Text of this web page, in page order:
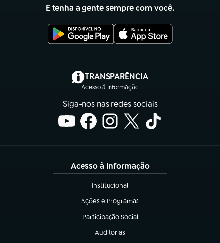
E tenha a gente sempre com você.
TRANSPARÊNCIA
Acesso à Informação
(abre em nova aba)
Siga-nos nas redes sociais
Acesso à Informação
Institucional
(abre em nova aba)
Ações e Programas
(abre em nova aba)
Participação Social
(abre em nova aba)
Auditorias
(abre em nova aba)